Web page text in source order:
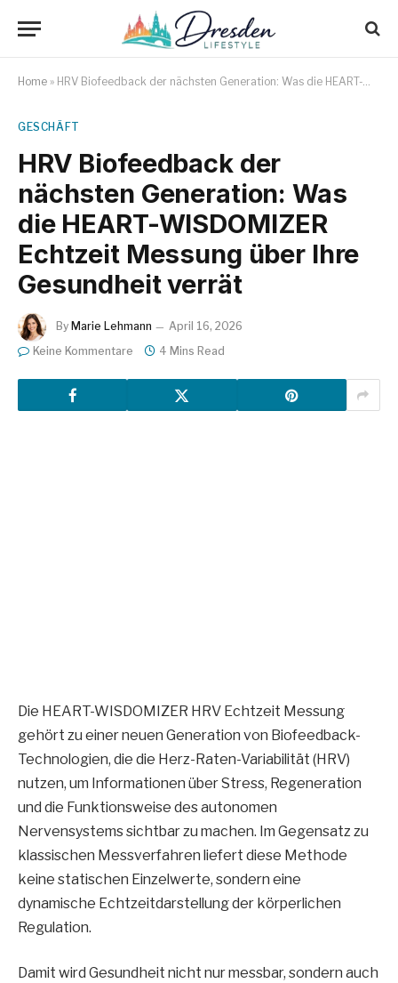
Home » HRV Biofeedback der nächsten Generation: Was die HEART-WISDOMIZER Echtzeit Messung über Ihre Gesundheit verrät
GESCHÄFT
HRV Biofeedback der
nächsten Generation: Was
die HEART-WISDOMIZER
Echtzeit Messung über Ihre
Gesundheit verrät
By Marie Lehmann
April 16, 2026
Keine Kommentare
4 Mins Read
Die HEART-WISDOMIZER HRV Echtzeit Messung
gehört zu einer neuen Generation von Biofeedback-
Technologien, die die Herz-Raten-Variabilität (HRV)
nutzen, um Informationen über Stress, Regeneration
und die Funktionsweise des autonomen
Nervensystems sichtbar zu machen. Im Gegensatz zu
klassischen Messverfahren liefert diese Methode
keine statischen Einzelwerte, sondern eine
dynamische Echtzeitdarstellung der körperlichen
Regulation.
Damit wird Gesundheit nicht nur messbar, sondern auch